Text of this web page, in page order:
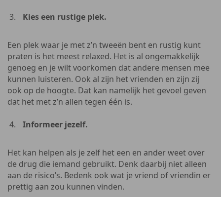
Kies een rustige plek.
Een plek waar je met z’n tweeën bent en rustig kunt
praten is het meest relaxed. Het is al ongemakkelijk
genoeg en je wilt voorkomen dat andere mensen mee
kunnen luisteren. Ook al zijn het vrienden en zijn zij
ook op de hoogte. Dat kan namelijk het gevoel geven
dat het met z’n allen tegen één is.
Informeer jezelf.
Het kan helpen als je zelf het een en ander weet over
de drug die iemand gebruikt. Denk daarbij niet alleen
aan de risico’s. Bedenk ook wat je vriend of vriendin er
prettig aan zou kunnen vinden.